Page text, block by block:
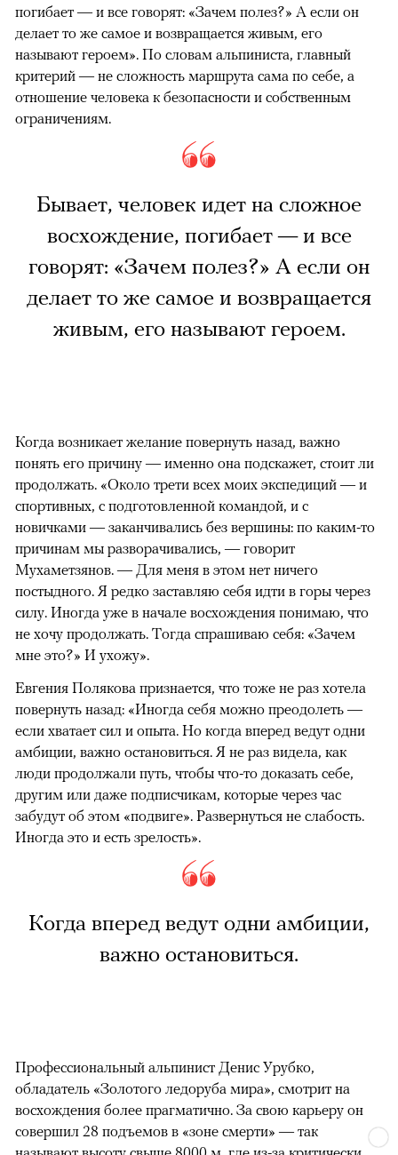
погибает — и все говорят: «Зачем полез?» А если он
делает то же самое и возвращается живым, его
называют героем». По словам альпиниста, главный
критерий — не сложность маршрута сама по себе, а
отношение человека к безопасности и собственным
ограничениям.
Бывает, человек идет на сложное
восхождение, погибает — и все
говорят: «Зачем полез?» А если он
делает то же самое и возвращается
живым, его называют героем.
Когда возникает желание повернуть назад, важно
понять его причину — именно она подскажет, стоит ли
продолжать. «Около трети всех моих экспедиций — и
спортивных, с подготовленной командой, и с
новичками — заканчивались без вершины: по каким-то
причинам мы разворачивались, — говорит
Мухаметзянов. — Для меня в этом нет ничего
постыдного. Я редко заставляю себя идти в горы через
силу. Иногда уже в начале восхождения понимаю, что
не хочу продолжать. Тогда спрашиваю себя: «Зачем
мне это?» И ухожу».
Евгения Полякова признается, что тоже не раз хотела
повернуть назад: «Иногда себя можно преодолеть —
если хватает сил и опыта. Но когда вперед ведут одни
амбиции, важно остановиться. Я не раз видела, как
люди продолжали путь, чтобы что-то доказать себе,
другим или даже подписчикам, которые через час
забудут об этом «подвиге». Развернуться не слабость.
Иногда это и есть зрелость».
Когда вперед ведут одни амбиции,
важно остановиться.
Профессиональный альпинист Денис Урубко,
обладатель «Золотого ледоруба мира», смотрит на
восхождения более прагматично. За свою карьеру он
совершил 28 подъемов в «зоне смерти» — так